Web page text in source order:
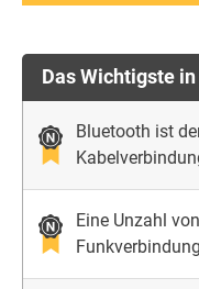
Das Wichtigste
Bluetooth ist
Eine Unzahl